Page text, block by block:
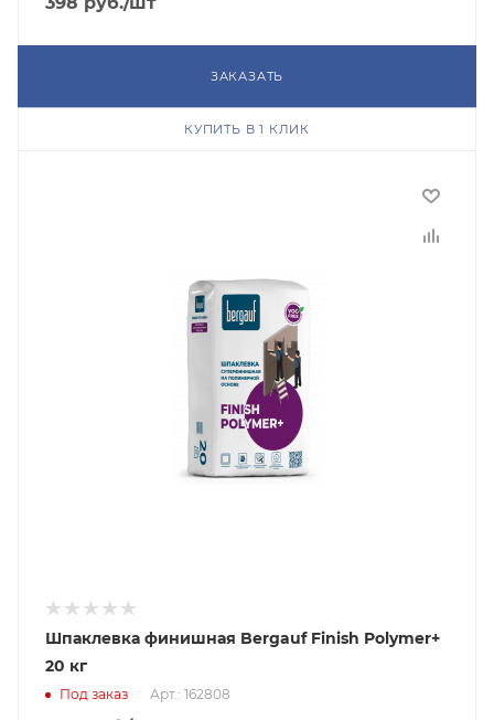
ЗАКАЗАТЬ
КУПИТЬ В 1 КЛИК
Шпаклевка финишная Bergauf Finish Polymer+
20 кг
Под заказ Арт.: 162808